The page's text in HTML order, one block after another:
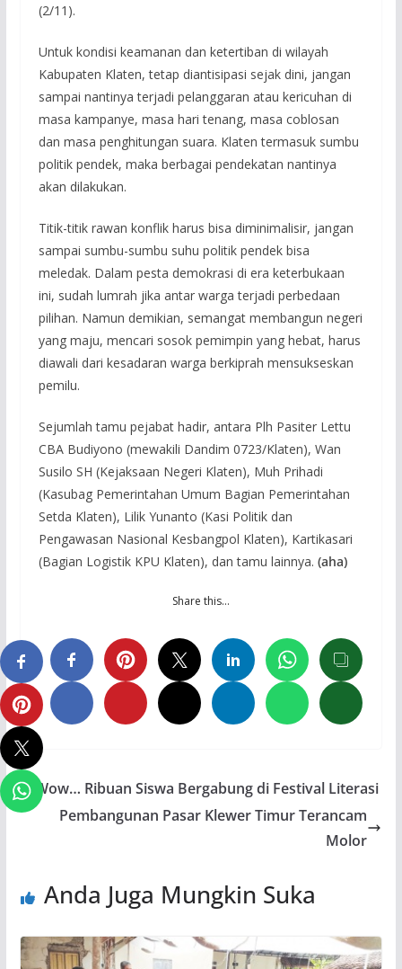
(2/11).
Untuk kondisi keamanan dan ketertiban di wilayah
Kabupaten Klaten, tetap diantisipasi sejak dini, jangan
sampai nantinya terjadi pelanggaran atau kericuhan di
masa kampanye, masa hari tenang, masa coblosan
dan masa penghitungan suara. Klaten termasuk sumbu
politik pendek, maka berbagai pendekatan nantinya
akan dilakukan.
Titik-titik rawan konflik harus bisa diminimalisir, jangan
sampai sumbu-sumbu suhu politik pendek bisa
meledak. Dalam pesta demokrasi di era keterbukaan
ini, sudah lumrah jika antar warga terjadi perbedaan
pilihan. Namun demikian, semangat membangun negeri
yang maju, mencari sosok pemimpin yang hebat, harus
diawali dari kesadaran warga berkiprah mensukseskan
pemilu.
Sejumlah tamu pejabat hadir, antara Plh Pasiter Lettu
CBA Budiyono (mewakili Dandim 0723/Klaten), Wan
Susilo SH (Kejaksaan Negeri Klaten), Muh Prihadi
(Kasubag Pemerintahan Umum Bagian Pemerintahan
Setda Klaten), Lilik Yunanto (Kasi Politik dan
Pengawasan Nasional Kesbangpol Klaten), Kartikasari
(Bagian Logistik KPU Klaten), dan tamu lainnya. (aha)
Share this…
Wow… Ribuan Siswa Bergabung di Festival Literasi
Pembangunan Pasar Klewer Timur Terancam
Molor
Anda Juga Mungkin Suka